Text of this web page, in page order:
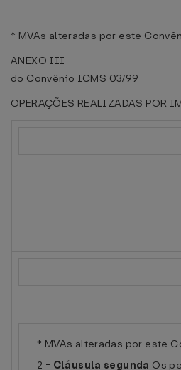
* MVAs alteradas por este
ANEXO III
do Convênio ICMS 03/99
OPERAÇÕES REALIZADAS POR
* MVAs alteradas por este
2 - Cláusula segunda Os